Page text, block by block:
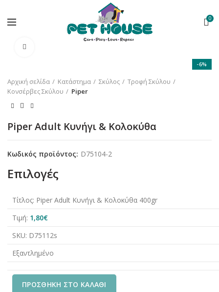
0
-6%
Αρχική σελίδα Κατάστημα Σκύλος
Τροφή Σκύλου
Κονσέρβες Σκύλου
Piper
Piper Adult Κυνήγι & Κολοκύθα
Κωδικός προϊόντος: D75104-2
Επιλογές
Τίτλος: Piper Adult Κυνήγι & Κολοκύθα 400gr
Τιμή: 1,80€
SKU: D75112s
Εξαντλημένο
ΠΡΟΣΘΉΚΗ ΣΤΟ ΚΑΛΆΘΙ